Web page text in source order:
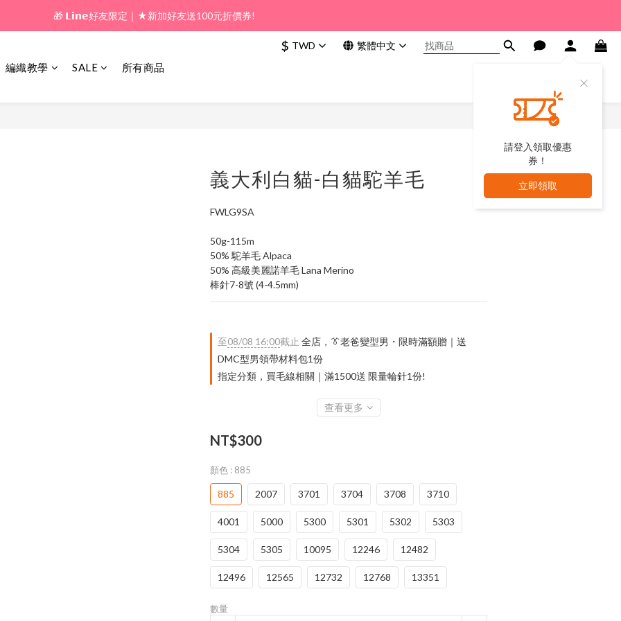
🎁 新好友購物金｜★加入新會員領券送100元!
🎁 𝗟𝗶𝗻𝗲好友限定｜★新加好友送100元折價券!
$ TWD 繁體中文
請登入領取優惠
券！
立即領取
編織教學 SALE 所有商品
義大利白貓-白貓駝羊毛
FWLG9SA
50g-115m
50% 駝羊毛 Alpaca
50% 高級美麗諾羊毛 Lana Merino
棒針7-8號 (4-4.5mm)
至08/08 16:00截止 全店，👔老爸變型男・限時滿額贈｜送
DMC型男領帶材料包1份
指定分類，買毛線相關｜滿1500送 限量輪針1份!
查看更多
NT$300
顏色 : 885
885 2007 3701 3704 3708 3710
4001 5000 5300 5301 5302 5303
5304 5305 10095 12246 12482
12496 12565 12732 12768 13351
數量